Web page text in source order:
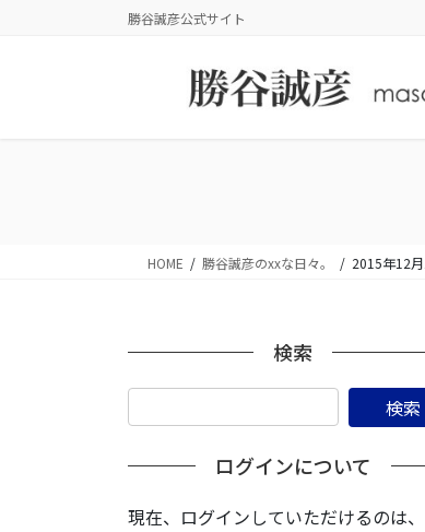
勝谷誠彦公式サイト
HOME 勝谷誠彦のxxな日々。 2015年12
検索
ログインについて
現在、ログインしていただけるのは、